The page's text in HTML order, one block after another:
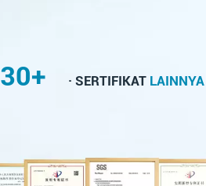
30+ · SERTIFIKAT LAINNYA